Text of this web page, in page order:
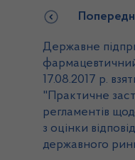
Державне
17.08.2017 р.
"Практичне
регламентів
з оцінки
державного